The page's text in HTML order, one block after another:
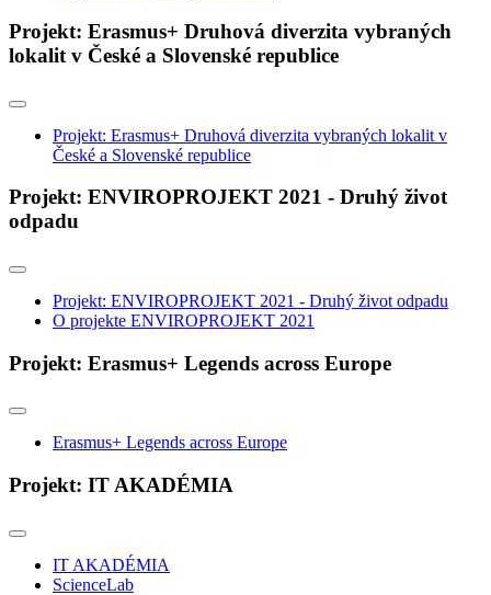
Projekt: Erasmus+ Druhová diverzita vybraných
lokalit v České a Slovenské republice
Projekt: Erasmus+ Druhová diverzita vybraných lokalit v
České a Slovenské republice
Projekt: ENVIROPROJEKT 2021 - Druhý život
odpadu
Projekt: ENVIROPROJEKT 2021 - Druhý život odpadu
O projekte ENVIROPROJEKT 2021
Projekt: Erasmus+ Legends across Europe
Erasmus+ Legends across Europe
Projekt: IT AKADÉMIA
IT AKADÉMIA
ScienceLab